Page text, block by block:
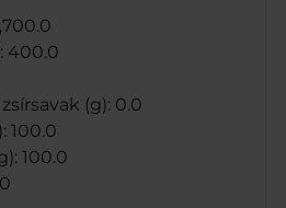
400.0
(g): 0.0
100.0
100.0